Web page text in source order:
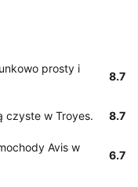
prosty i
8.7
czyste w Troyes. 8.7
Avis w
6.7